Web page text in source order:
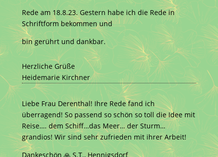
Rede am 18.8.23. Gestern habe ich die Rede in
Schriftform bekommen und
bin gerührt und dankbar.
Herzliche Grüße
Heidemarie Kirchner
Liebe Frau Derenthal! Ihre Rede fand ich
überragend! So passend so schön so toll die Idee mit
Reise…. dem Schiff…das Meer… der Sturm…
grandios! Wir sind sehr zufrieden mit ihrer Arbeit!
Dankeschön 🙏 S.T., Hennigsdorf